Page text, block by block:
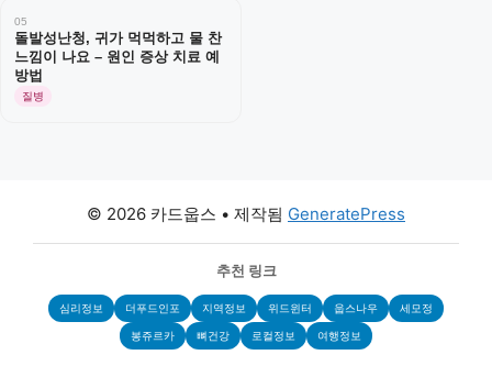
05
돌발성난청, 귀가 먹먹하고 물 찬
느낌이 나요 – 원인 증상 치료 예
방법
질병
© 2026 카드웁스 • 제작됨 GeneratePress
추천 링크
심리정보 더푸드인포 지역정보 위드윈터 웁스나우 세모정
봉쥬르카 뼈건강 로컬정보 여행정보